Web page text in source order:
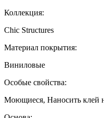
Коллекция:
Chic Structures
Материал покрытия:
Виниловые
Особые свойства:
Моющиеся, Наносить клей